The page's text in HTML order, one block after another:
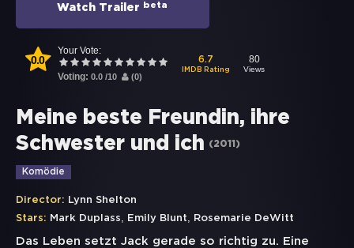
Watch Trailer beta
0.0
Your Vote:
Voting: 0.0 /10 (0)
6.7
IMDB Rating
80
Views
Meine beste Freundin, ihre
Schwester und ich
(2011 )
Komödie
Director: Lynn Shelton
Stars: Mark Duplass, Emily Blunt, Rosemarie DeWitt
Das Leben setzt Jack gerade so richtig zu. Eine